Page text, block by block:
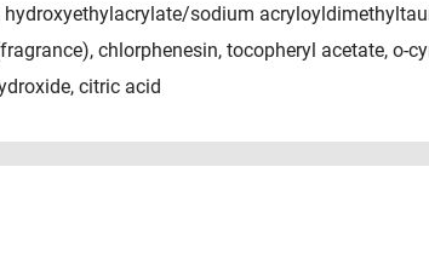
sodium
chlorphenesin, tocopheryl acetate, o-
citric acid